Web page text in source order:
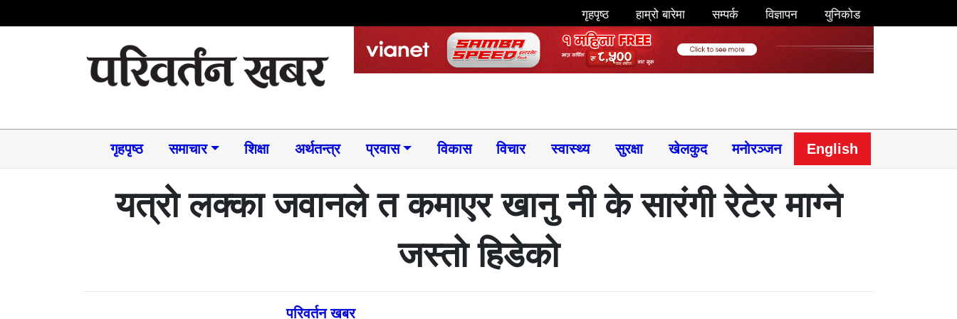
गृहपृष्ठ हाम्रो बारेमा सम्पर्क विज्ञापन युनिकोड
गृहपृष्ठ समाचार​ शिक्षा अर्थतन्त्र प्रवास विकास विचार स्वास्थ्य सुरक्षा खेलकुद मनोरञ्जन English
यत्रो लक्का जवानले त कमाएर खानु नी के सारंगी रेटेर माग्ने
जस्तो हिडेको
परिवर्तन खबर